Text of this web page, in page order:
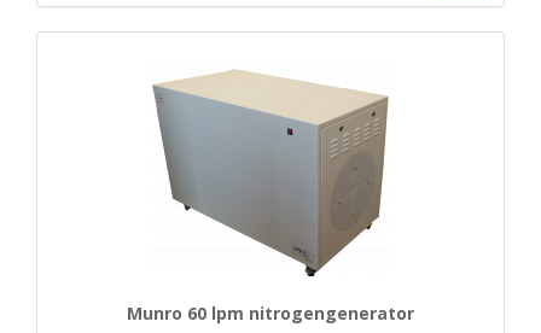
Munro 60 lpm nitrogengenerator